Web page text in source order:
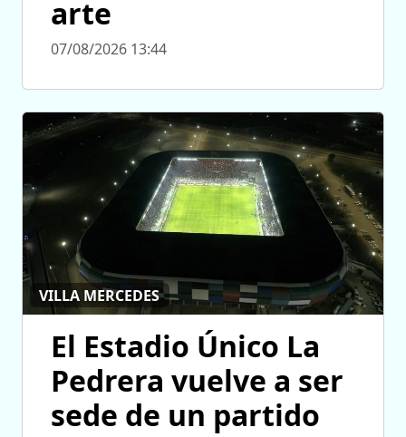
arte
07/08/2026 13:44
VILLA MERCEDES
El Estadio Único La
Pedrera vuelve a ser
sede de un partido